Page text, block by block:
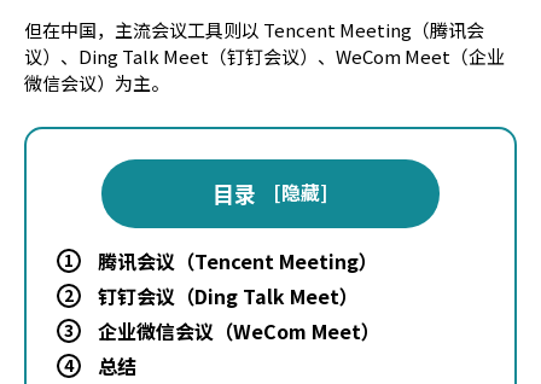
但在中国，主流会议工具则以 Tencent Meeting（腾讯会
议）、Ding Talk Meet（钉钉会议）、WeCom Meet（企业
微信会议）为主。
目录 [隐藏]
1 腾讯会议（Tencent Meeting）
2 钉钉会议（Ding Talk Meet）
3 企业微信会议（WeCom Meet）
4
总结